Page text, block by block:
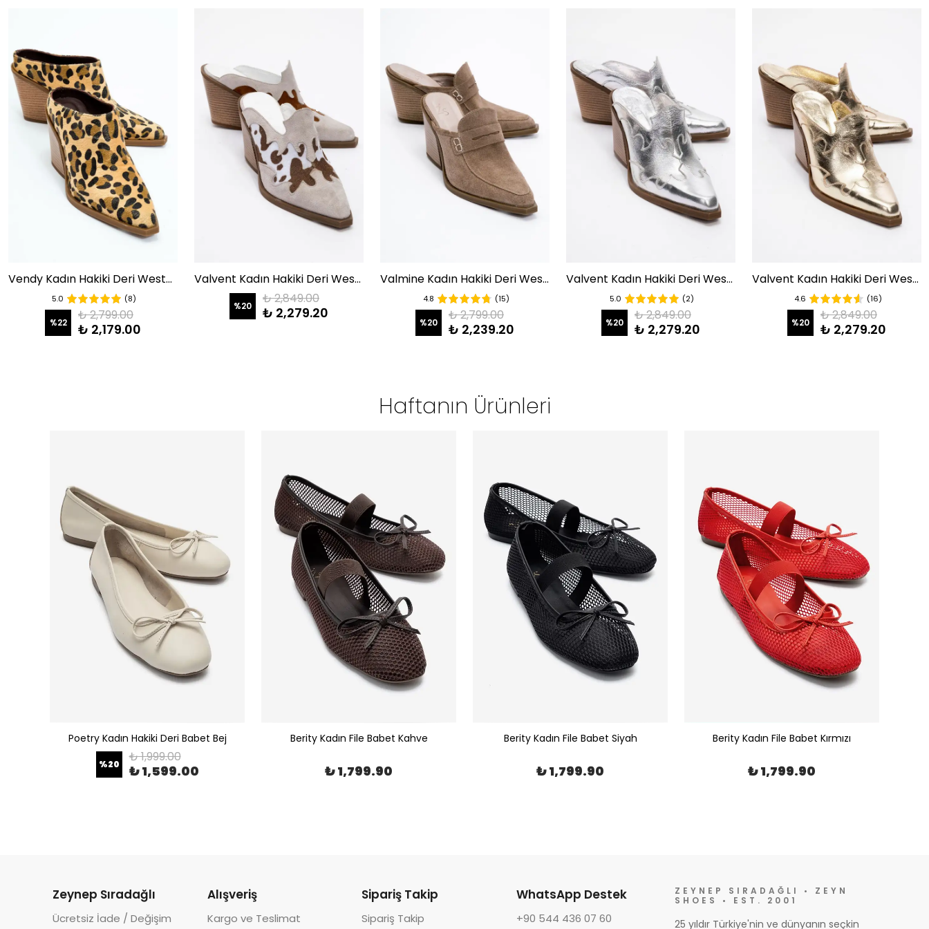
Vendy Kadın Hakiki Deri Western Terlik Leopar
5.0 (8)
%22 ₺ 2,799.00
₺ 2,179.00
Valvent Kadın Hakiki Deri Western Terlik Beyaz Süet-Tay
%20 ₺ 2,849.00
₺ 2,279.20
Valmine Kadın Hakiki Deri Western Terlik Vizon Süet
4.8 (15)
%20 ₺ 2,799.00
₺ 2,239.20
Valvent Kadın Hakiki Deri Western Terlik Lame
5.0 (2)
%20 ₺ 2,849.00
₺ 2,279.20
Valvent Kadın Hakiki Deri Western Terlik Dore
4.6 (16)
%20 ₺ 2,849.00
₺ 2,279.20
Haftanın Ürünleri
Poetry Kadın Hakiki Deri Babet Bej
%20 ₺ 1,999.00
₺ 1,599.00
Berity Kadın File Babet Kahve
₺ 1,799.90
Berity Kadın File Babet Siyah
₺ 1,799.90
Berity Kadın File Babet Kırmızı
₺ 1,799.90
Zeynep Sıradağlı
Ücretsiz İade / Değişim
Alışveriş
Kargo ve Teslimat
Sipariş Takip
Sipariş Takip
WhatsApp Destek
+90 544 436 07 60
ZEYNEP SIRADAĞLI • ZEYN
SHOES • EST. 2001
25 yıldır Türkiye'nin ve dünyanın seçkin